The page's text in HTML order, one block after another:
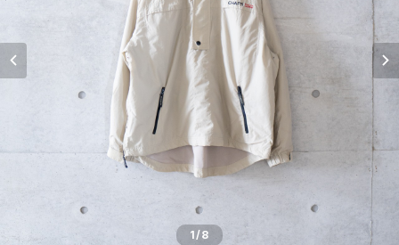
1/8